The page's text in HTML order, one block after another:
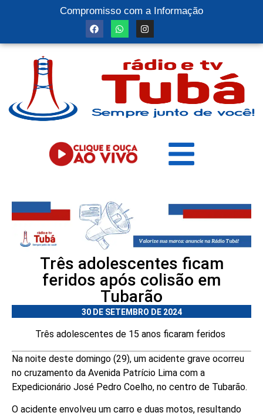
Compromisso com a Informação
Três adolescentes ficam
feridos após colisão em
Tubarão
30 DE SETEMBRO DE 2024
Três adolescentes de 15 anos ficaram feridos
Na noite deste domingo (29), um acidente grave ocorreu
no cruzamento da Avenida Patrício Lima com a
Expedicionário José Pedro Coelho, no centro de Tubarão.
O acidente envolveu um carro e duas motos, resultando